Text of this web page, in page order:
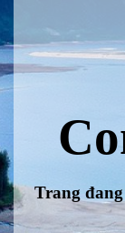
Trang